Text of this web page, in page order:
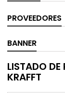
PROVEEDORES
BANNER
LISTADO
KRAFFT